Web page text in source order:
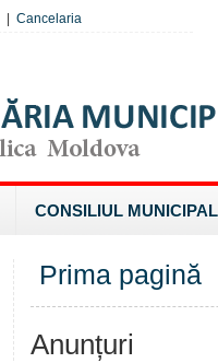
Cancelaria
CONSILIUL MUNICIPAL
Prima pagină
Anunțuri